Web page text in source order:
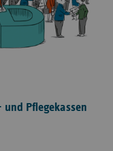
Pflegekassen